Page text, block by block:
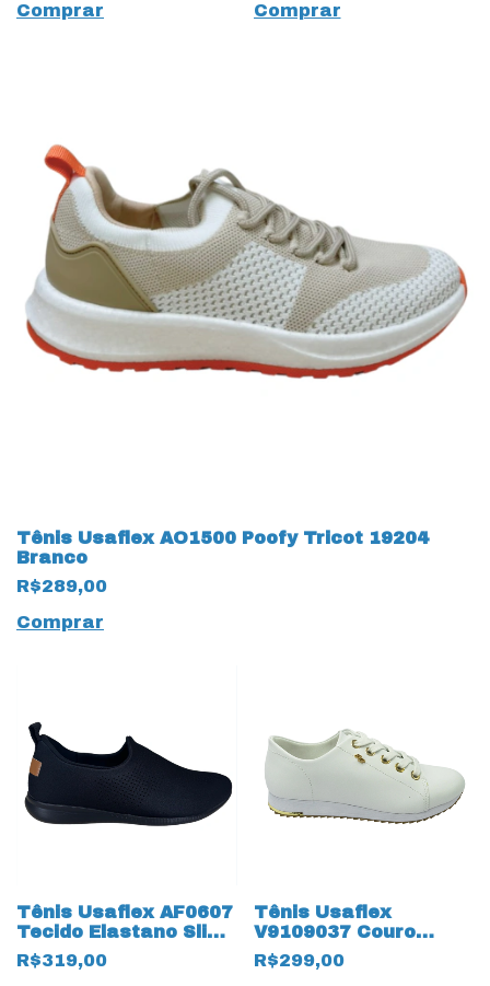
Comprar Comprar
Tênis Usaflex AO1500 Poofy Tricot 19204
Branco
R$289,00
Comprar
Tênis Usaflex AF0607
Tecido Elastano Slip
On 18136 Preto
R$319,00
Tênis Usaflex
V9109037 Couro
13831 Branco
R$299,00